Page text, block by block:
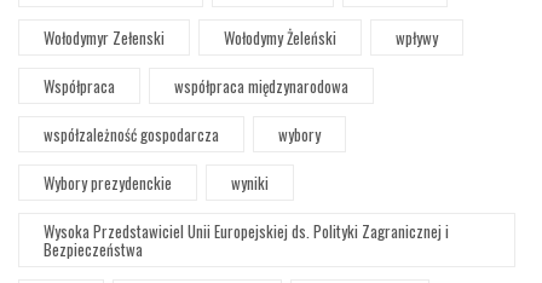
Wołodymyr Zełenski
Wołodymy Żeleński
wpływy
Współpraca
współpraca międzynarodowa
współzależność gospodarcza
wybory
Wybory prezydenckie
wyniki
Wysoka Przedstawiciel Unii Europejskiej ds. Polityki Zagranicznej i
Bezpieczeństwa